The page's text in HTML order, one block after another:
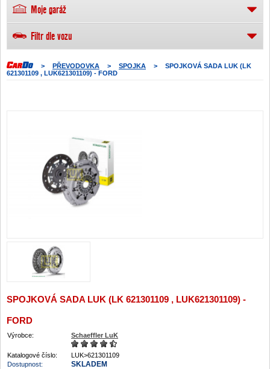
> PŘEVODOVKA > SPOJKA >
SPOJKOVÁ SADA LUK (LK
621301109 , LUK621301109) - FORD
SPOJKOVÁ SADA LUK (LK 621301109 , LUK621301109) -
FORD
Výrobce: Schaeffler LuK
Katalogové číslo:
LUK>621301109
Dostupnost:
SKLADEM
Moje garáž
Filtr dle vozu